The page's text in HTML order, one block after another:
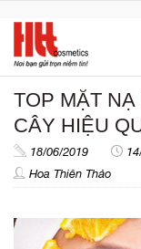
TOP MẶT
CÂY HIỆU
18/06/2019
Hoa Thiên Thảo